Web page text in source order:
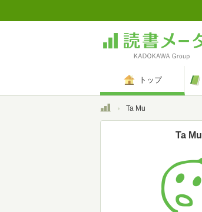
トップ
トップTa Mu
Ta Mu